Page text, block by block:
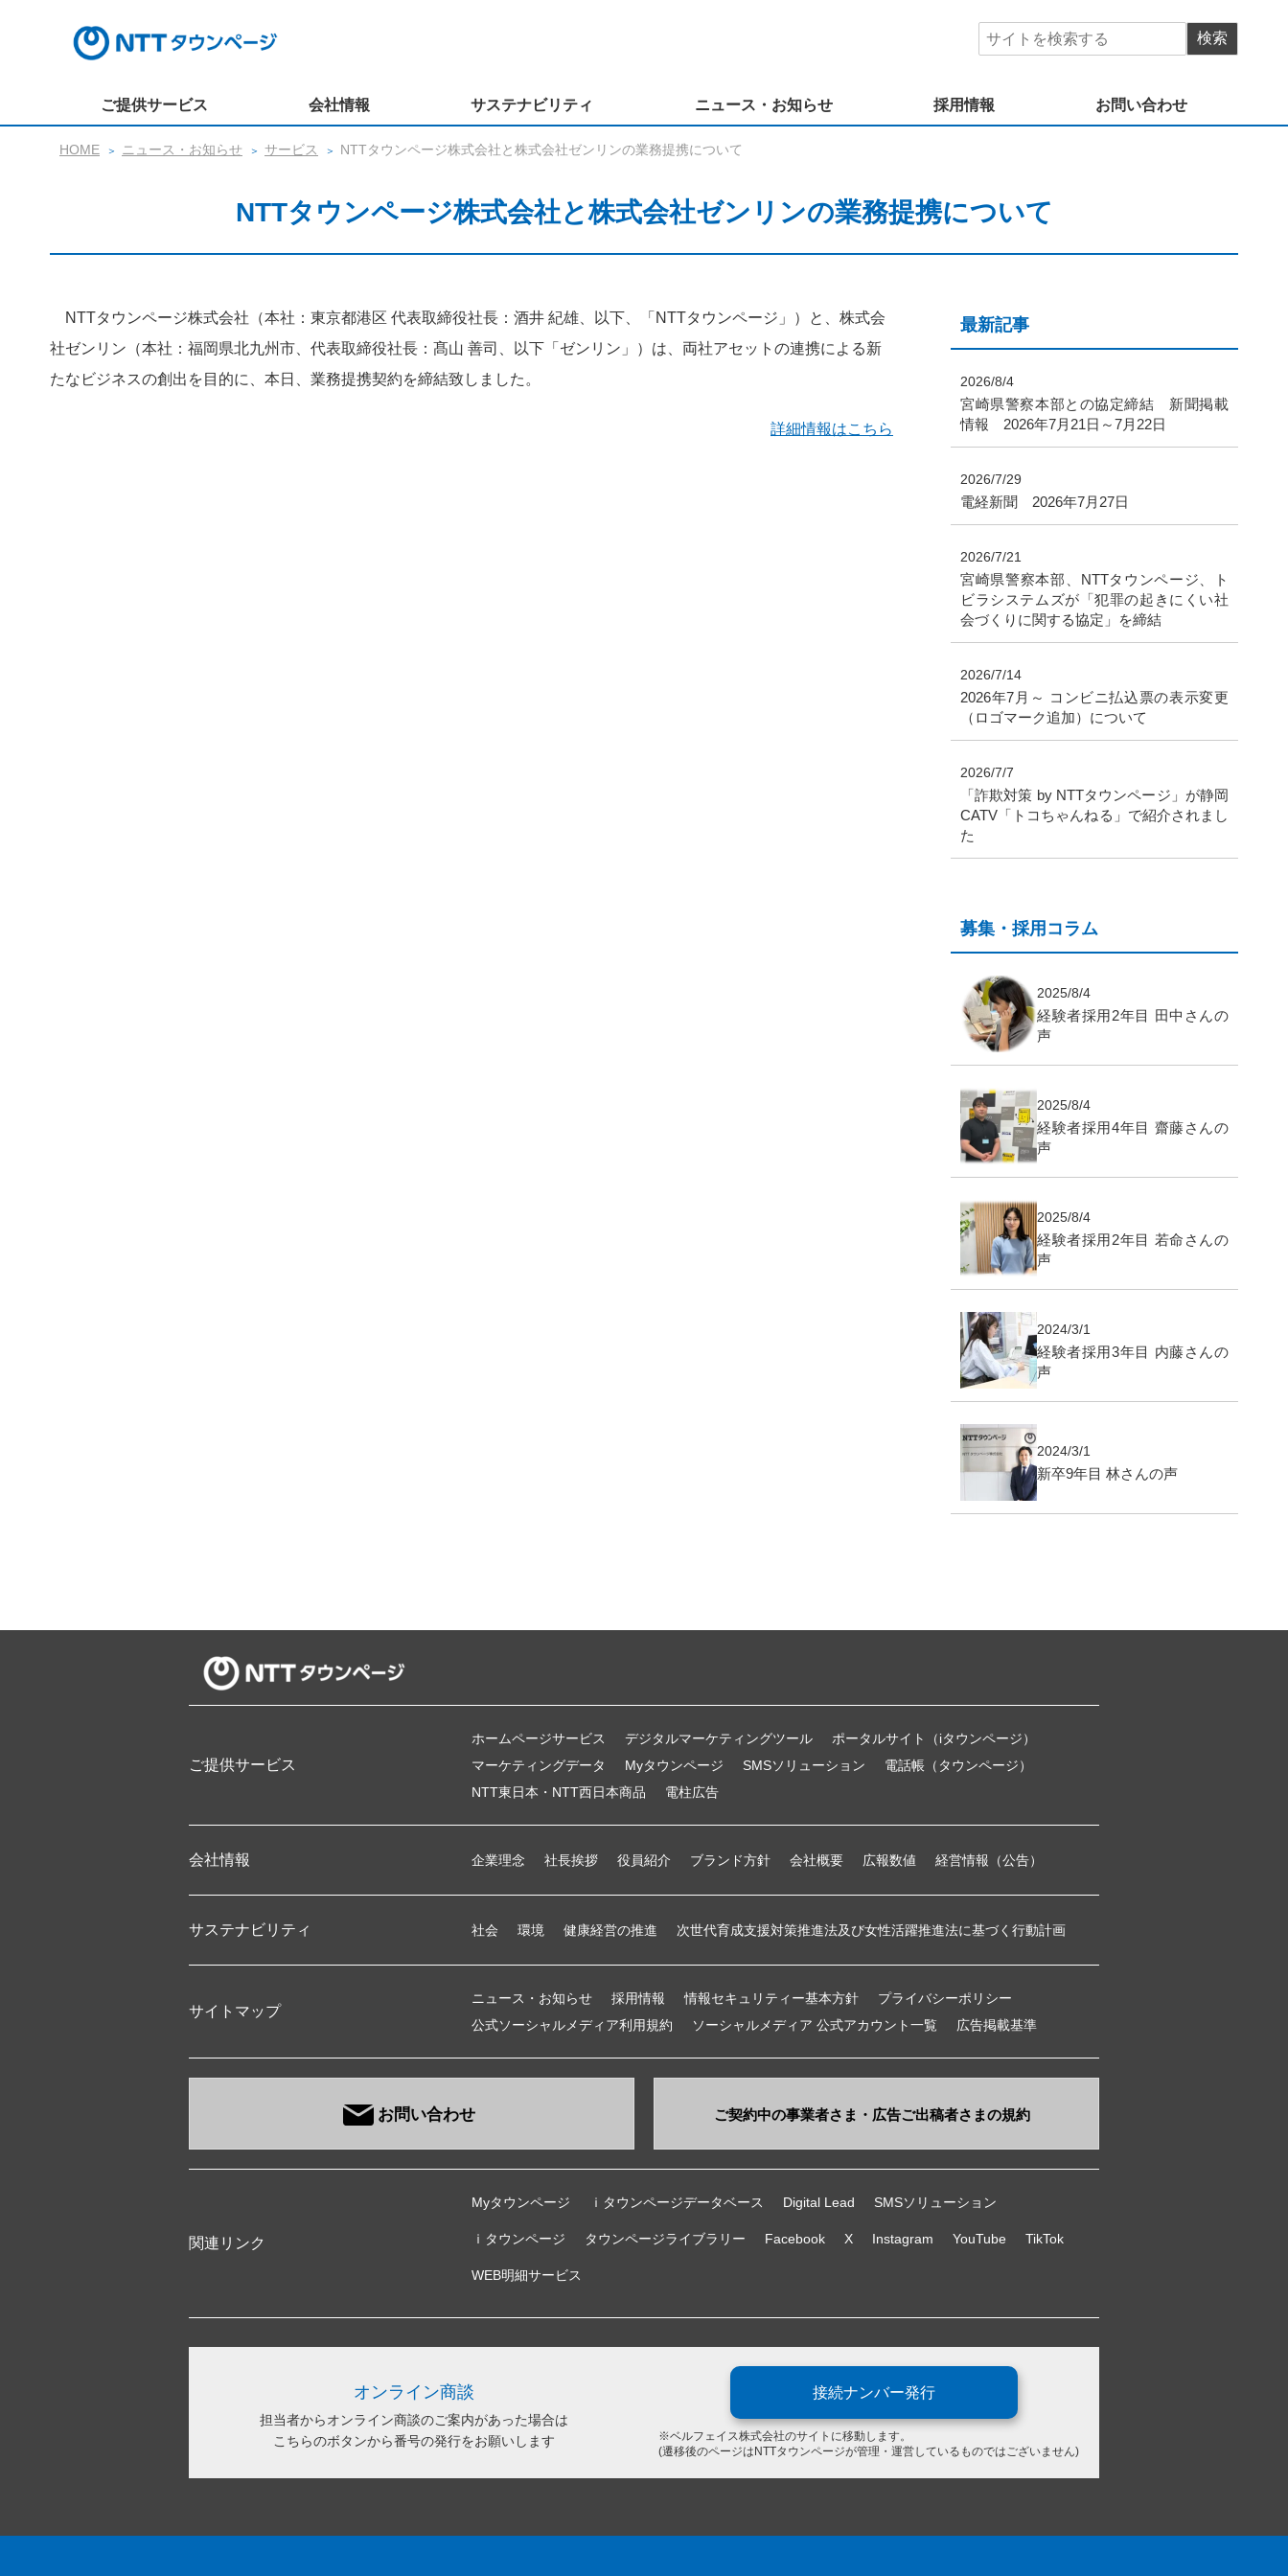
ご提供サービス 会社情報 サステナビリティ ニュース・お知らせ 採用情報 お問い合わせ
HOME ニュース・お知らせ サービス NTTタウンページ株式会社と株式会社ゼンリンの業務提携について
NTTタウンページ株式会社と株式会社ゼンリンの業務提携について
NTTタウンページ株式会社（本社：東京都港区 代表取締役社長：酒井 紀雄、以下、「NTTタウンページ」）と、株式会
社ゼンリン（本社：福岡県北九州市、代表取締役社長：髙山 善司、以下「ゼンリン」）は、両社アセットの連携による新
たなビジネスの創出を目的に、本日、業務提携契約を締結致しました。
詳細情報はこちら
最新記事
2026/8/4
宮崎県警察本部との協定締結 新聞掲載
情報 2026年7月21日～7月22日
2026/7/29
電経新聞 2026年7月27日
2026/7/21
宮崎県警察本部、NTTタウンページ、ト
ビラシステムズが「犯罪の起きにくい社
会づくりに関する協定」を締結
2026/7/14
2026年7月～ コンビニ払込票の表示変更
（ロゴマーク追加）について
2026/7/7
「詐欺対策 by NTTタウンページ」が静岡
CATV「トコちゃんねる」で紹介されまし
た
募集・採用コラム
2025/8/4
経験者採用2年目 田中さんの
声
2025/8/4
経験者採用4年目 齋藤さんの
声
2025/8/4
経験者採用2年目 若命さんの
声
2024/3/1
経験者採用3年目 内藤さんの
声
2024/3/1
新卒9年目 林さんの声
ご提供サービス
ホームページサービス デジタルマーケティングツール
ポータルサイト（iタウンページ）
マーケティングデータ
Myタウンページ SMSソリューション
電話帳（タウンページ）
NTT東日本・NTT西日本商品
電柱広告
会社情報 企業理念 社長挨拶 役員紹介 ブランド方針 会社概要 広報数値 経営情報（公告）
サステナビリティ 社会 環境 健康経営の推進 次世代育成支援対策推進法及び女性活躍推進法に基づく行動計画
サイトマップ
ニュース・お知らせ 採用情報 情報セキュリティー基本方針
プライバシーポリシー
公式ソーシャルメディア利用規約
ソーシャルメディア 公式アカウント一覧 広告掲載基準
お問い合わせ ご契約中の事業者さま・​広告ご出稿者さまの規約
関連リンク
Myタウンページ ｉタウンページデータベース Digital Lead SMSソリューション
ｉタウンページ タウンページライブラリー Facebook X Instagram YouTube TikTok
WEB明細サービス
オンライン商談
担当者からオンライン商談のご案内があった場合は
こちらのボタンから番号の発行をお願いします
接続ナンバー発行
※ベルフェイス株式会社のサイトに移動します。
(遷移後のページはNTTタウンページが管理・運営しているものではございません)